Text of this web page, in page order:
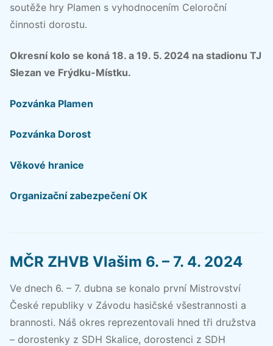
soutěže hry Plamen s vyhodnocením Celoroční
činnosti dorostu.
Okresní kolo se koná 18. a 19. 5. 2024 na stadionu TJ
Slezan ve Frýdku-Místku.
Pozvánka Plamen
Pozvánka Dorost
Věkové hranice
Organizační zabezpečení OK
MČR ZHVB Vlašim 6. – 7. 4. 2024
Ve dnech 6. – 7. dubna se konalo první Mistrovství
České republiky v Závodu hasičské všestrannosti a
brannosti. Náš okres reprezentovali hned tři družstva
– dorostenky z SDH Skalice, dorostenci z SDH